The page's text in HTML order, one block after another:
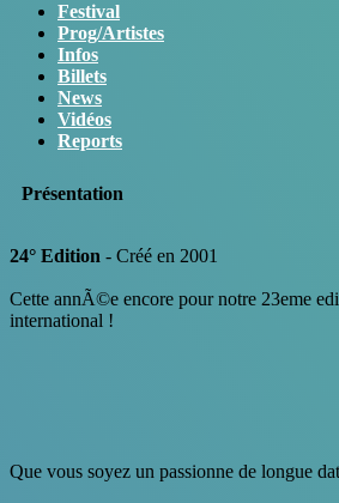
Festival
Prog/Artistes
Infos
Billets
News
Vidéos
Reports
Présentation
24° Edition - Créé en 2001
Cette annÃ©e encore pour notre 23eme
international !
Que vous soyez un passionne de longue